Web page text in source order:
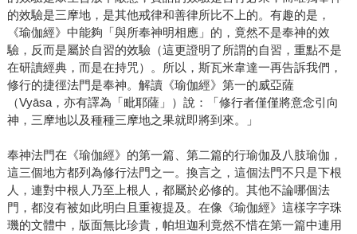
的效驗是三摩地，是其他戒律和善律所比不上的。有趣的是，
《瑜伽經》中能夠「與所奉神明相應」的，竟然不是奉神的效
驗，反而是屬於自習的效驗（這更證明了所謂的自習，重點不是
在研讀經典，而是在持咒）。所以，斯瓦米韋達一再告訴我們，
修行的捷徑法門是奉神。解讀《瑜伽經》第一的威亞薩
（Vyāsa，亦有譯為「毗耶薩」）說：「修行者僅僅將意念引向
神，三摩地以及種種三摩地之果就即將到來。」
奉神法門在《瑜伽經》的第一篇、第二篇的行瑜伽及八肢瑜伽，
這三個地方都列為修行法門之一。換言之，這個法門不只是下根
人，連對中根人乃至上根人，都屬於必修的。其他不論哪個法
門，都沒有被如此明白且重複提及。在像《瑜伽經》這樣字字珠
璣的文體中，版面無比珍貴，帕坦迦利竟然不惜在第一篇中連用